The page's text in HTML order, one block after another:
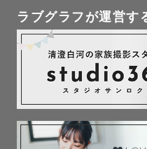
ラブグラフが運営す